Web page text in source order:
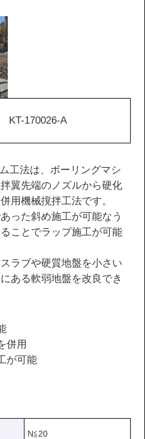
ウンロード
KT-170026-A
工法は、ボーリングマシ
翼先端のノズルから硬化
用機械撹拌工法です。
った斜め施工が可能なう
ことでラップ施工が可能
ラブや硬質地盤を小さい
ある軟弱地盤を改良でき
併用
が可能
N≦20